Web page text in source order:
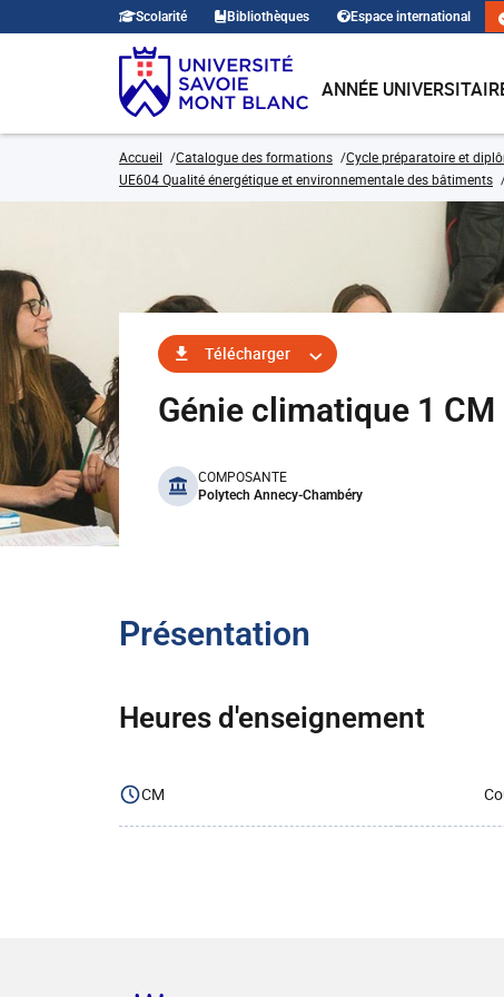
Scolarité Bibliothèques Espace international
ANNÉE
Accueil Catalogue des formations Cycle préparatoire et
UE604 Qualité énergétique et environnementale des bâtiments
Télécharger
Génie climatique 1 CM
benefits
COMPOSANTE
Polytech Annecy-Chambéry
Présentation
Heures d'enseignement
CM